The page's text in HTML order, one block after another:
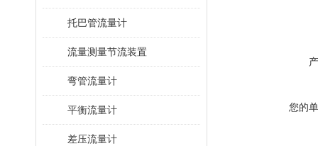
托巴管流量计
流量测量节流装置
弯管流量计
平衡流量计
差压流量计
您的